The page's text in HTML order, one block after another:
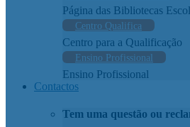
Página das Bibliotecas
Centro Qualifica
Centro para a Qualificação
Ensino Profissional
Ensino Profissional
Contactos
Tem uma questão ou